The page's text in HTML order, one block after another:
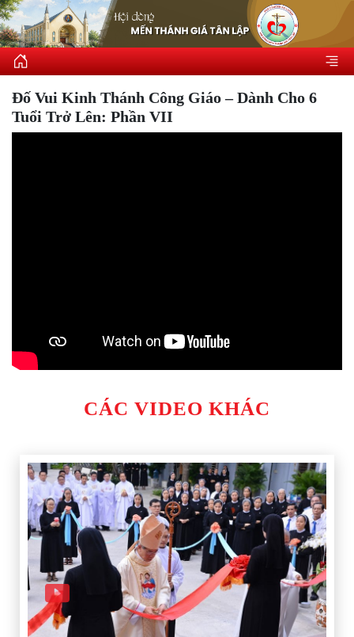
Đố Vui Kinh Thánh Công Giáo – Dành Cho 6
Tuổi Trở Lên: Phần VII
CÁC VIDEO KHÁC